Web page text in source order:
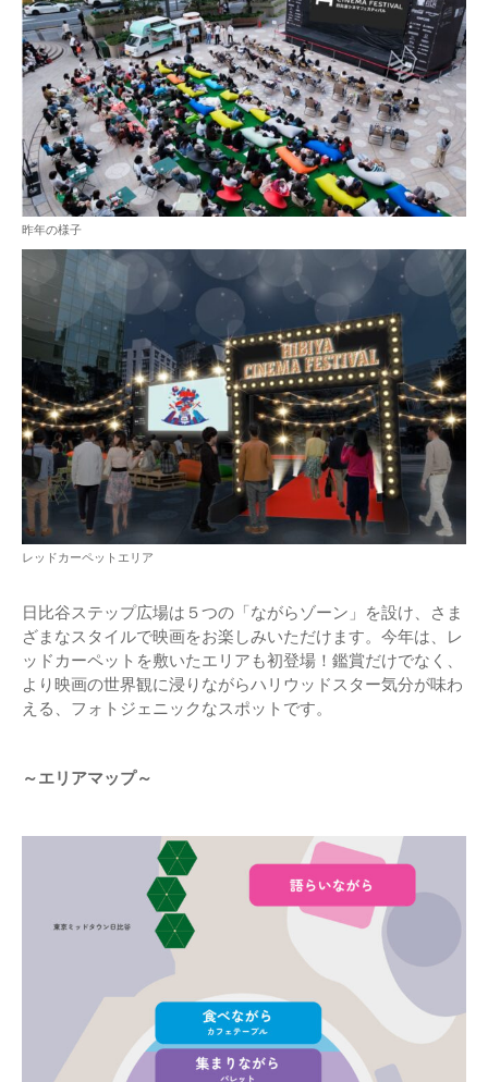
昨年の様子
レッドカーペットエリア
日比谷ステップ広場は５つの「ながらゾーン」を設け、さま
ざまなスタイルで映画をお楽しみいただけます。今年は、レ
ッドカーペットを敷いたエリアも初登場！鑑賞だけでなく、
より映画の世界観に浸りながらハリウッドスター気分が味わ
える、フォトジェニックなスポットです。
～エリアマップ～